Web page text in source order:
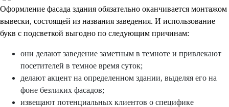
Оформление фасада здания обязательно оканчивается монтажом
вывески, состоящей из названия заведения. И использование
букв с подсветкой выгодно по следующим причинам:
они делают заведение заметным в темноте и привлекают
посетителей в темное время суток;
делают акцент на определенном здании, выделяя его на
фоне безликих фасадов;
извещают потенциальных клиентов о специфике